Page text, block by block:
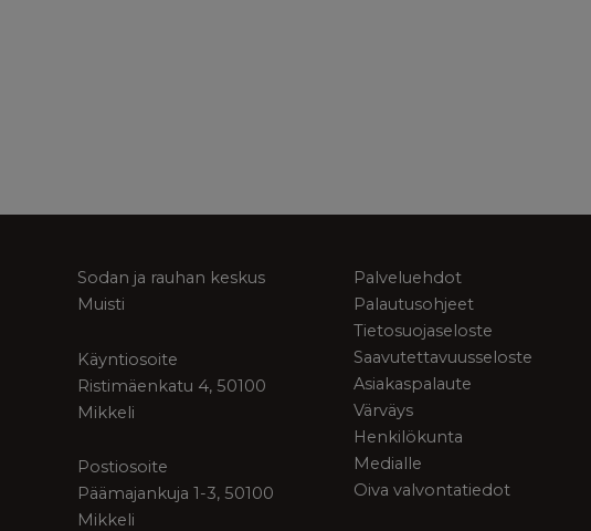
Sodan ja rauhan keskus
Muisti
Käyntiosoite
Ristimäenkatu 4, 50100
Mikkeli
Postiosoite
Päämajankuja 1-3, 50100
Mikkeli
Palveluehdot
Palautusohjeet
Tietosuojaseloste
Saavutettavuusseloste
Asiakaspalaute
Värväys
Henkilökunta
Medialle
Oiva valvontatiedot